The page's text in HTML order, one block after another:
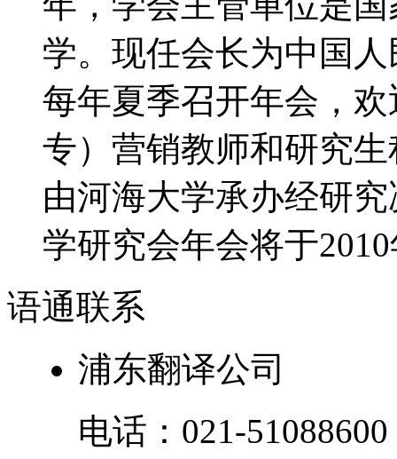
学。现任会长为中国
每年夏季召开年会，
专）营销教师和研究
由河海大学承办经研
学研究会年会将于
语通联系
浦东翻译公司
电话： 021-51088600